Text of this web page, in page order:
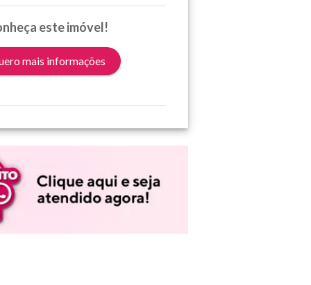
este imóvel!
mais informações